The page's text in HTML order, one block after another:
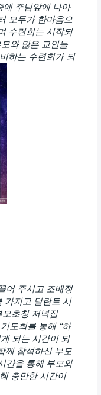
에 주님앞에 나아
모두가 한마음으
수련회는 시작되
와 많은 교인들
하는 수련회가 되
어 주시고 조배정
가지고 달란트 시
모초청 저녁집
도회를 통해 “하
되는 시간이 되
께 참석하신 부모
간을 통해 부모와
충만한 시간이